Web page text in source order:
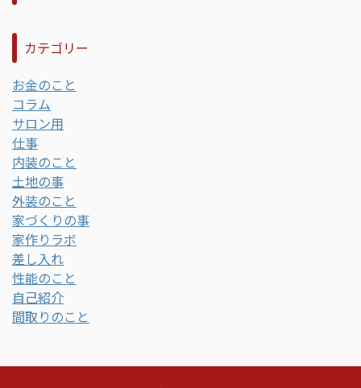
カテゴリー
お金のこと
コラム
サロン用
仕事
内装のこと
土地の事
外装のこと
家づくりの事
家作りラボ
差し入れ
性能のこと
自己紹介
間取りのこと